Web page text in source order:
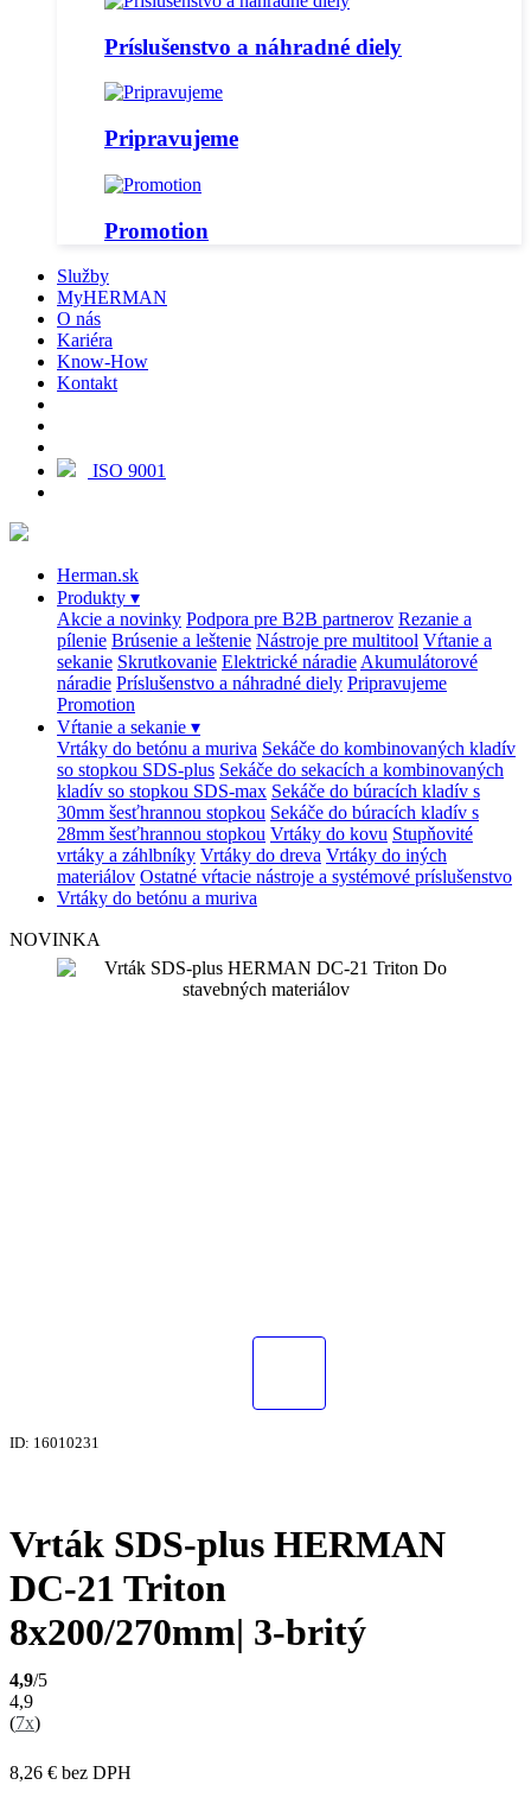
Príslušenstvo a náhradné diely
Pripravujeme
Promotion
Služby
MyHERMAN
O nás
Kariéra
Know-How
Kontakt
ISO 9001
Herman.sk
Produkty ▾
Akcie a novinky Podpora pre B2B partnerov Rezanie a
pílenie Brúsenie a leštenie Nástroje pre multitool Vŕtanie a
sekanie Skrutkovanie Elektrické náradie Akumulátorové
náradie Príslušenstvo a náhradné diely Pripravujeme
Promotion
Vŕtanie a sekanie ▾
Vrtáky do betónu a muriva Sekáče do kombinovaných kladív
so stopkou SDS-plus Sekáče do sekacích a kombinovaných
kladív so stopkou SDS-max Sekáče do búracích kladív s
30mm šesťhrannou stopkou Sekáče do búracích kladív s
28mm šesťhrannou stopkou Vrtáky do kovu Stupňovité
vrtáky a záhlbníky Vrtáky do dreva Vrtáky do iných
materiálov Ostatné vŕtacie nástroje a systémové príslušenstvo
Vrtáky do betónu a muriva
NOVINKA
ID: 16010231
Vrták SDS-plus HERMAN
DC-21 Triton
8x200/270mm| 3-britý
4,9/5
4,9
(7x)
8,26 € bez DPH